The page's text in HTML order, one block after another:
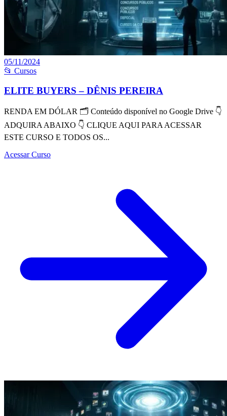
05/11/2024
📂 Cursos
ELITE BUYERS – DÊNIS PEREIRA
RENDA EM DÓLAR 🗂 Conteúdo disponível no Google Drive 👇
ADQUIRA ABAIXO 👇 CLIQUE AQUI PARA ACESSAR
ESTE CURSO E TODOS OS...
Acessar Curso